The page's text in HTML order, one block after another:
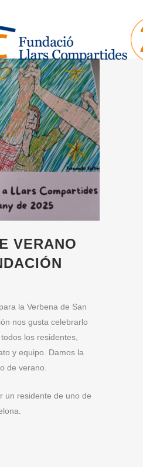
VERANO
la Verbena de San
nos gusta celebrarlo
los residentes,
y equipo. Damos la
de verano.
un residente de uno de